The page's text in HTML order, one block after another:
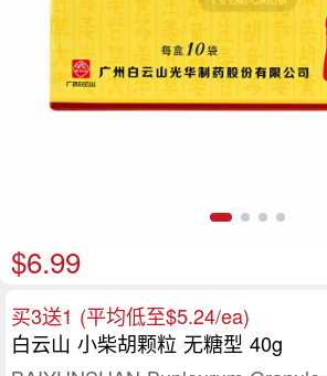
$6.99
买3送1 (平均低至$5.24/ea)
白云山 小柴胡颗粒 无糖型 40g